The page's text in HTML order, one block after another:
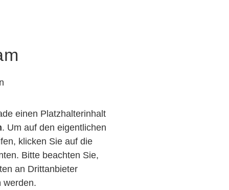
einen Platzhalterinhalt
. Um auf den eigentlichen
klicken Sie auf die
Bitte beachten Sie,
an Drittanbieter
werden.